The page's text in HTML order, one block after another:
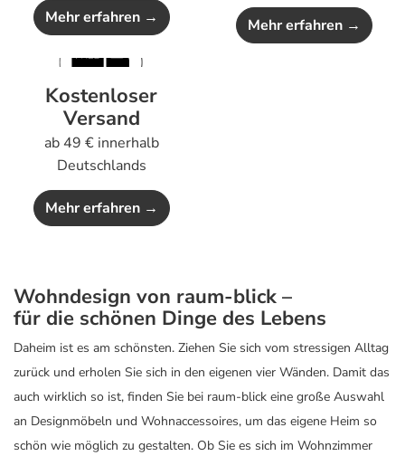
Mehr erfahren → Mehr erfahren →
Kostenloser
Versand
ab 49 € innerhalb
Deutschlands
Mehr erfahren →
Wohndesign von raum-blick –
für die schönen Dinge des Lebens
Daheim ist es am schönsten. Ziehen Sie sich vom stressigen Alltag
zurück und erholen Sie sich in den eigenen vier Wänden. Damit das
auch wirklich so ist, finden Sie bei raum-blick eine große Auswahl
an Designmöbeln und Wohnaccessoires, um das eigene Heim so
schön wie möglich zu gestalten. Ob Sie es sich im Wohnzimmer